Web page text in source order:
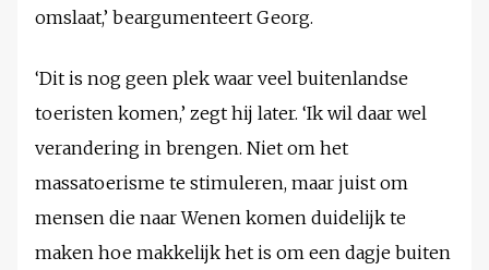
omslaat,’ beargumenteert Georg.
‘Dit is nog geen plek waar veel buitenlandse
toeristen komen,’ zegt hij later. ‘Ik wil daar wel
verandering in brengen. Niet om het
massatoerisme te stimuleren, maar juist om
mensen die naar Wenen komen duidelijk te
maken hoe makkelijk het is om een dagje buiten